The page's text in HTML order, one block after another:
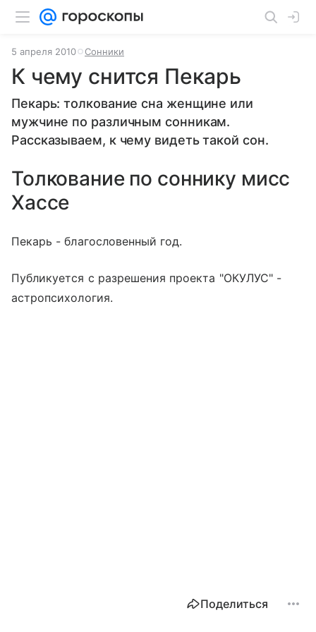
5 апреля 2010 Сонники
К чему снится Пекарь
Пекарь: толкование сна женщине или
мужчине по различным сонникам.
Рассказываем, к чему видеть такой сон.
Толкование по соннику мисс
Хассе
Пекарь - благословенный год.
Публикуется с разрешения проекта "ОКУЛУС" -
астропсихология.
Поделиться